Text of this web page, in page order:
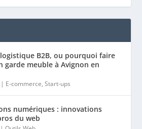
B2B, ou pourquoi faire
garde meuble à Avignon en
| E-commerce,Start-ups
numériques : innovations
du web